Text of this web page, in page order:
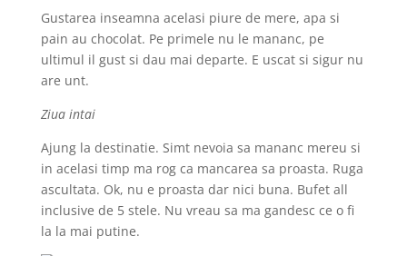
Gustarea inseamna acelasi piure de mere, apa si
pain au chocolat. Pe primele nu le mananc, pe
ultimul il gust si dau mai departe. E uscat si sigur nu
are unt.
Ziua intai
Ajung la destinatie. Simt nevoia sa mananc mereu si
in acelasi timp ma rog ca mancarea sa proasta. Ruga
ascultata. Ok, nu e proasta dar nici buna. Bufet all
inclusive de 5 stele. Nu vreau sa ma gandesc ce o fi
la la mai putine.